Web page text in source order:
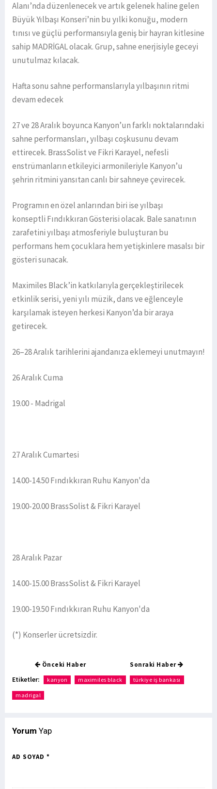
Alanı’nda düzenlenecek ve artık gelenek haline gelen
Büyük Yılbaşı Konseri’nin bu yılki konuğu, modern
tınısı ve güçlü performansıyla geniş bir hayran kitlesine
sahip MADRİGAL olacak. Grup, sahne enerjisiyle geceyi
unutulmaz kılacak.
Hafta sonu sahne performanslarıyla yılbaşının ritmi
devam edecek
27 ve 28 Aralık boyunca Kanyon’un farklı noktalarındaki
sahne performansları, yılbaşı coşkusunu devam
ettirecek. BrassSolist ve Fikri Karayel, nefesli
enstrümanların etkileyici armonileriyle Kanyon’u
şehrin ritmini yansıtan canlı bir sahneye çevirecek.
Programın en özel anlarından biri ise yılbaşı
konseptli Fındıkkıran Gösterisi olacak. Bale sanatının
zarafetini yılbaşı atmosferiyle buluşturan bu
performans hem çocuklara hem yetişkinlere masalsı bir
gösteri sunacak.
Maximiles Black’in katkılarıyla gerçekleştirilecek
etkinlik serisi, yeni yılı müzik, dans ve eğlenceyle
karşılamak isteyen herkesi Kanyon’da bir araya
getirecek.
26–28 Aralık tarihlerini ajandanıza eklemeyi unutmayın!
26 Aralık Cuma
19.00 - Madrigal
27 Aralık Cumartesi
14.00-14.50 Fındıkkıran Ruhu Kanyon'da
19.00-20.00 BrassSolist & Fikri Karayel
28 Aralık Pazar
14.00-15.00 BrassSolist & Fikri Karayel
19.00-19.50 Fındıkkıran Ruhu Kanyon'da
(*) Konserler ücretsizdir.
Önceki Haber Sonraki Haber
Etiketler: kanyon maximiles black türkiye iş bankası
madrigal
Yorum Yap
AD SOYAD *